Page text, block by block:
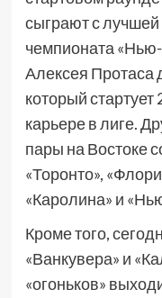
сыграют с
чемпионата
Алексея
который
карьере в лиге.
пары на Востоке
«Торонто»,
«Каролина» и
Кроме того,
«Ванкувера» и
«огоньков»